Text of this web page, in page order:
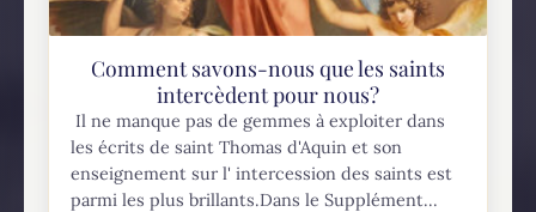
Comment savons-nous que les saints
intercèdent pour nous?
Il ne manque pas de gemmes à exploiter dans
les écrits de saint Thomas d'Aquin et son
enseignement sur l' intercession des saints est
parmi les plus brillants.Dans le Supplément...